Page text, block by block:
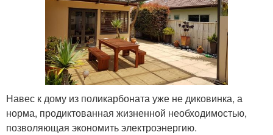
Навес к дому из поликарбоната уже не диковинка, а
норма, продиктованная жизненной необходимостью,
позволяющая экономить электроэнергию.